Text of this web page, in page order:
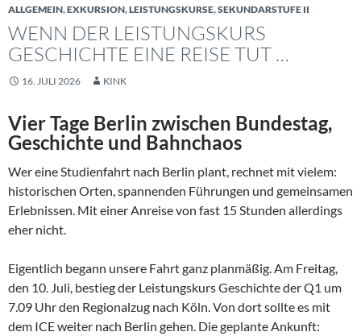
ALLGEMEIN,EXKURSION,LEISTUNGSKURSE,SEKUNDARSTUFE II
WENN DER LEISTUNGSKURS
GESCHICHTE EINE REISE TUT …
16. JULI 2026 KINK
Vier Tage Berlin zwischen Bundestag,
Geschichte und Bahnchaos
Wer eine Studienfahrt nach Berlin plant, rechnet mit vielem:
historischen Orten, spannenden Führungen und gemeinsamen
Erlebnissen. Mit einer Anreise von fast 15 Stunden allerdings
eher nicht.
Eigentlich begann unsere Fahrt ganz planmäßig. Am Freitag,
den 10. Juli, bestieg der Leistungskurs Geschichte der Q1 um
7.09 Uhr den Regionalzug nach Köln. Von dort sollte es mit
dem ICE weiter nach Berlin gehen. Die geplante Ankunft: